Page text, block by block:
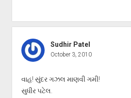
Sudhir Patel
October 3, 2010
વાહ! સુંદર ગઝલ માણવી ગમી!
સુધીર પટેલ.